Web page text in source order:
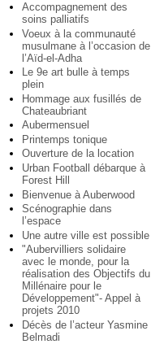
Accompagnement des
soins palliatifs
Voeux à la communauté
musulmane à l’occasion de
l’Aïd-el-Adha
Le 9e art bulle à temps
plein
Hommage aux fusillés de
Chateaubriant
Aubermensuel
Printemps tonique
Ouverture de la location
Urban Football débarque à
Forest Hill
Bienvenue à Auberwood
Scénographie dans
l’espace
Une autre ville est possible
"Aubervilliers solidaire
avec le monde, pour la
réalisation des Objectifs du
Millénaire pour le
Développement"- Appel à
projets 2010
Décès de l’acteur Yasmine
Belmadi